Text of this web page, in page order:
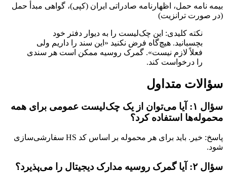
بیمه نامه حمل، اظهارنامه صادراتی ایران (کپی)، گواهی مبدأ حمل
(در صورت ترانزیت)
نکته کلیدی: این چک‌لیست را به دیوار دفتر خود
بچسبانید. هیچ‌گاه فرض نکنید «این سند را داریم ولی
فعلاً لازم نیست». گمرک روسیه ممکن است هر سندی
را درخواست کند.
سؤالات متداول
سؤال ۱: آیا می‌توان از یک چک‌لیست عمومی برای همه
محموله‌ها استفاده کرد؟
پاسخ: خیر. باید برای هر محموله بر اساس کد HS سفارشی‌سازی
شود.
سؤال ۲: آیا گمرک روسیه مدارک دیجیتال را می‌پذیرد؟